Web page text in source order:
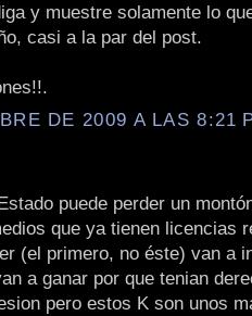
y muestre solamente lo
casi a la par del post.
DE 2009 A LAS 8:21
puede perder un
que ya tienen licencias
(el primero, no éste) van a
a ganar por que tenian
pero estos K son unos